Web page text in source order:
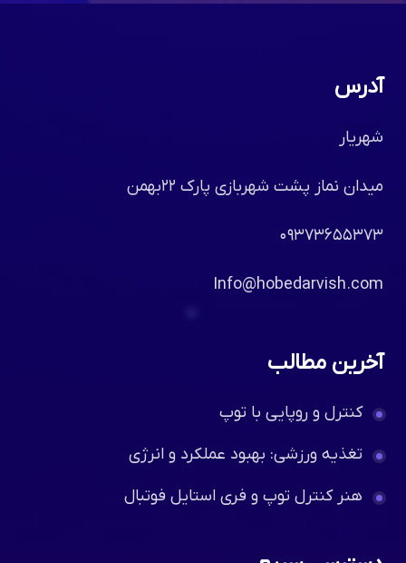
آدرس
شهریار
میدان نماز پشت شهربازی پارک ۲۲بهمن
۰۹۳۷۳۶۵۵۳۷۳
Info@hobedarvish.com
آخرین مطالب
کنترل و روپایی با توپ
تغذیه ورزشی: بهبود عملکرد و انرژی
هنر کنترل توپ و فری استایل فوتبال